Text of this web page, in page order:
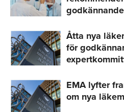
godkännande
Åtta nya
för
EMA lyfter
om nya